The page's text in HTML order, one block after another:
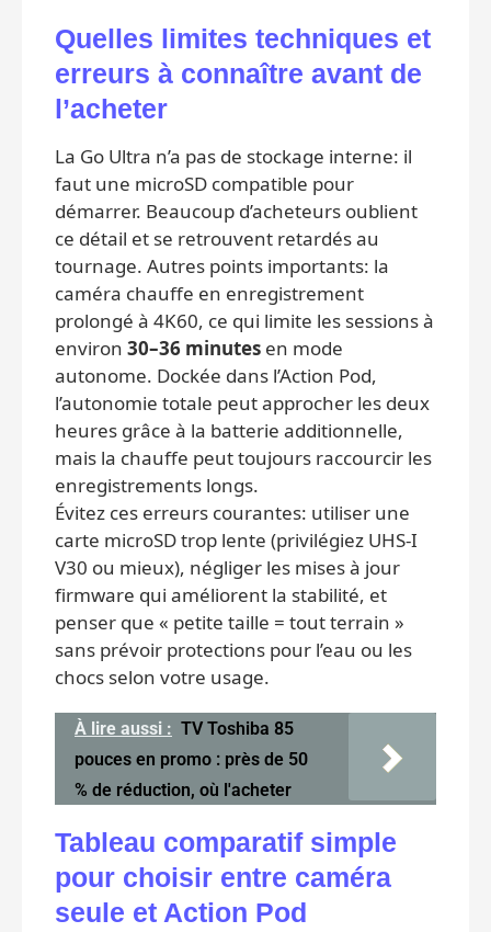
Quelles limites techniques et
erreurs à connaître avant de
l’acheter
La Go Ultra n’a pas de stockage interne: il
faut une microSD compatible pour
démarrer. Beaucoup d’acheteurs oublient
ce détail et se retrouvent retardés au
tournage. Autres points importants: la
caméra chauffe en enregistrement
prolongé à 4K60, ce qui limite les sessions à
environ 30–36 minutes en mode
autonome. Dockée dans l’Action Pod,
l’autonomie totale peut approcher les deux
heures grâce à la batterie additionnelle,
mais la chauffe peut toujours raccourcir les
enregistrements longs.
Évitez ces erreurs courantes: utiliser une
carte microSD trop lente (privilégiez UHS-I
V30 ou mieux), négliger les mises à jour
firmware qui améliorent la stabilité, et
penser que « petite taille = tout terrain »
sans prévoir protections pour l’eau ou les
chocs selon votre usage.
À lire aussi : TV Toshiba 85
pouces en promo : près de 50
% de réduction, où l'acheter
Tableau comparatif simple
pour choisir entre caméra
seule et Action Pod